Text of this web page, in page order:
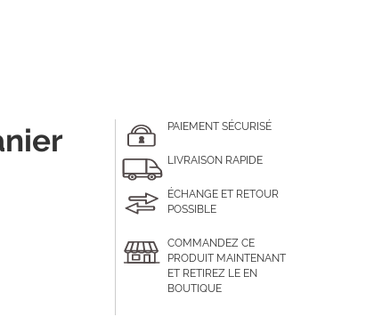
PAIEMENT SÉCURISÉ
LIVRAISON RAPIDE
ÉCHANGE ET RETOUR
POSSIBLE
COMMANDEZ CE
PRODUIT MAINTENANT
ET RETIREZ LE EN
BOUTIQUE